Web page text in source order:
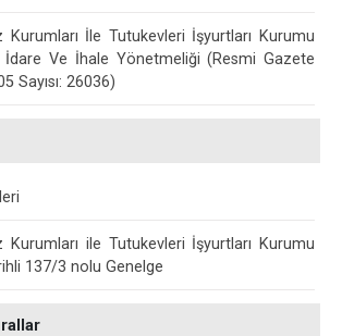
Kurumları İle Tutukevleri İşyurtları Kurumu
İdare Ve İhale Yönetmeliği (Resmi Gazete
Sayısı: 26036)
Kurumları ile Tutukevleri İşyurtları Kurumu
137/3 nolu Genelge